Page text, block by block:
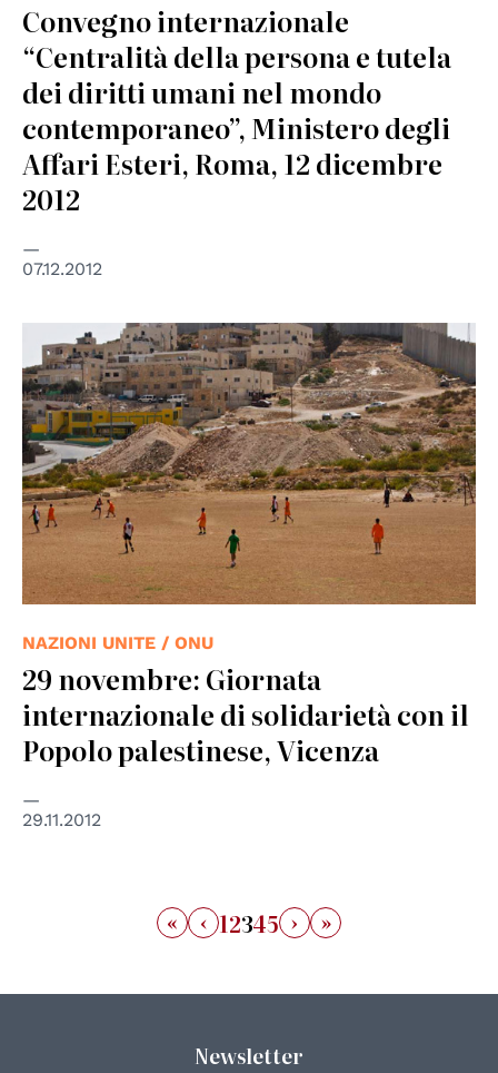
Convegno internazionale
“Centralità della persona e tutela
dei diritti umani nel mondo
contemporaneo”, Ministero degli
Affari Esteri, Roma, 12 dicembre
2012
07.12.2012
© UN OCHA
NAZIONI UNITE / ONU
29 novembre: Giornata
internazionale di solidarietà con il
Popolo palestinese, Vicenza
29.11.2012
« ‹ 12345 › »
Newsletter